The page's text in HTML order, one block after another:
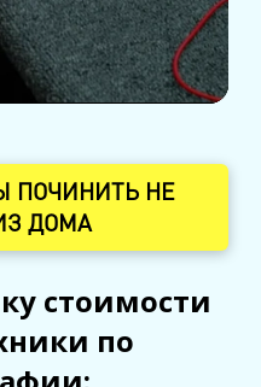
ПОЧИНИТЬ НЕ
ДОМА
стоимости
по